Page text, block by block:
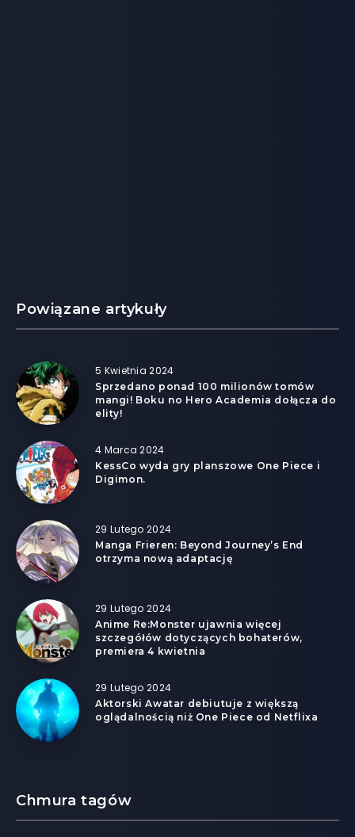
Powiązane artykuły
5 Kwietnia 2024
Sprzedano ponad 100 milionów tomów
mangi! Boku no Hero Academia dołącza do
elity!
4 Marca 2024
KessCo wyda gry planszowe One Piece i
Digimon.
29 Lutego 2024
Manga Frieren: Beyond Journey’s End
otrzyma nową adaptację
29 Lutego 2024
Anime Re:Monster ujawnia więcej
szczegółów dotyczących bohaterów,
premiera 4 kwietnia
29 Lutego 2024
Aktorski Awatar debiutuje z większą
oglądalnością niż One Piece od Netflixa
Chmura tagów